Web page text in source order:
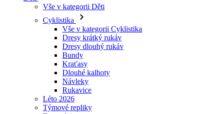
Dresy dlouhý rukáv
Bundy
Kraťasy
Dlouhé kalhoty
Návleky
Rukavice
Léto 2026
Týmové repliky
Doprodej
Speciální edice
Dárkové poukazy
Vlastní design
Příběhy